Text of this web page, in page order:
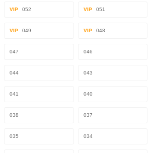
VIP 052 VIP 051
VIP 049 VIP 048
047 046
044 043
041 040
038 037
035 034